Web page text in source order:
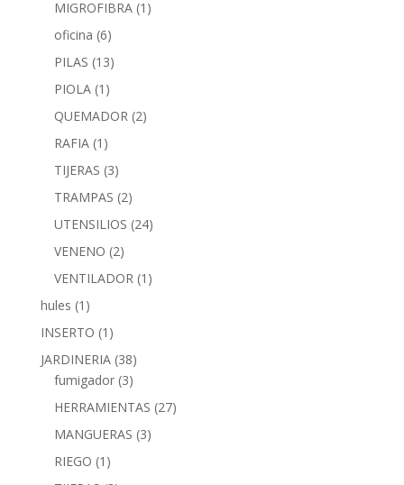
MIGROFIBRA (1)
oficina (6)
PILAS (13)
PIOLA (1)
QUEMADOR (2)
RAFIA (1)
TIJERAS (3)
TRAMPAS (2)
UTENSILIOS (24)
VENENO (2)
VENTILADOR (1)
hules (1)
INSERTO (1)
JARDINERIA (38)
fumigador (3)
HERRAMIENTAS (27)
MANGUERAS (3)
RIEGO (1)